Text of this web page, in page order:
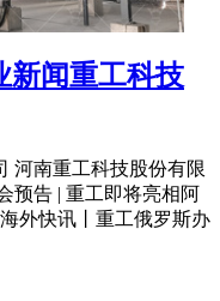
新闻重工科技
河南重工科技股份有限
预告 | 重工即将亮相阿
外快讯丨重工俄罗斯办